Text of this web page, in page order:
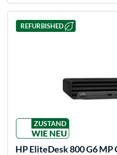
REFURBISHED
ZUSTAND
WIE NEU
HPEliteDesk 800 G6